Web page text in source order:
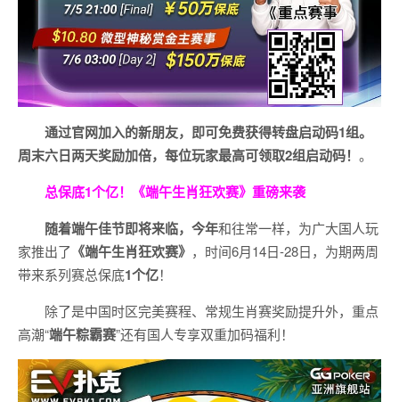
通过官网加入的新朋友，即可免费获得转盘启动码1组。
周末六日两天奖励加倍，每位玩家最高可领取2组启动码！ 。
总保底1个亿！
《端午生肖狂欢赛》重磅来袭
随着端午佳节即将来临，今年和往常一样，为广大国人玩
家推出了 《端午生肖狂欢赛》 ，时间6月14日-28日，为期两周
带来系列赛总保底1个亿！
除了是中国时区完美赛程、常规生肖赛奖励提升外，重点
高潮“端午粽霸赛”还有国人专享双重加码福利！